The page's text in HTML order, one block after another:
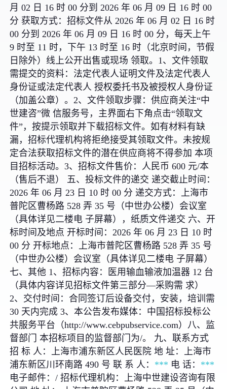
月 02 日 16 时 00 分到 2026 年 06 月 09 日 16 时 00
分 获取方式：招标文件从 2026 年 06 月 02 日 16 时
00 分到 2026 年 06 月 09 日 16 时 00 分，每天上午
9 时至 11 时，下午 13 时至 16 时（北京时间，节假
日除外）线上公开出售或现场 领取。1、文件领取
需提交的资料：法定代表人证明文件及法定代表人
身份证或法定代表人 授权委托书及被授权人身份证
（加盖公章）。2、文件领取步骤：供应商关注“中
世建咨”微 信服务号，主界面右下角点击“领取文
件”，按提示领取并下载招标文件。如有材料有缺
漏，招标代理机构将拒绝接受其领取文件。未按规
定合法获取招标文件的潜在供应商将不得参加 本项
目招标活动。3、招标文件售价：人民币 600 元/本
（售后不退） 五、投标文件的递交 递交截止时间：
2026 年 06 月 23 日 10 时 00 分 递交方式：上海市
普陀区曹杨路 528 弄 35 号（中世办公楼）会议室
（具体详见二楼电 子屏幕），纸质文件递交 六、开
标时间及地点 开标时间：2026 年 06 月 23 日 10 时
00 分 开标地点：上海市普陀区曹杨路 528 弄 35 号
（中世办公楼）会议室（具体详见二楼电 子屏幕）
七、其他 1、招标内容：医用输血输液加温器 12 台
（具体内容详见招标文件第三部分—采购需 求）
2、交付时间：合同签订后设备交付，安装，培训需
30 天内完成 3、本公告发布媒体：中国招标投标公
共服务平台（http://www.cebpubservice.com）八、监
督部门 本招标项目的监督部门为/。 九、联系方式
招 标 人：上海市浦东新区人民医院 地 址：上海市
浦东新区川环南路 490 号 联 系 人： *** 电 话： ***
电子邮件：/ 招标代理机构：上海中世建设咨询有限